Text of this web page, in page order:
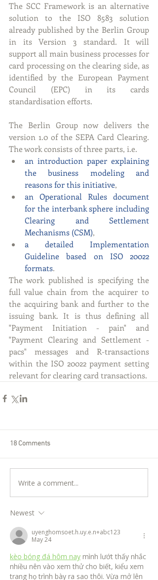
The SCC Framework is an alternative
solution to the ISO 8583 solution
already published by the Berlin Group
in its Version 3 standard. It will
support all main business processes for
card processing on the clearing side, as
identified by the European Payment
Council (EPC) in its cards
standardisation efforts.
The Berlin Group now delivers the
version 1.0 of the SEPA Card Clearing.
The work consists of three parts, i.e.
an introduction paper explaining
the business modeling and
reasons for this initiative,
an Operational Rules document
for the interbank sphere including
Clearing and Settlement
Mechanisms (CSM),
a detailed Implementation
Guideline based on ISO 20022
formats.
The work published is specifying the
full value chain from the acquirer to
the acquiring bank and further to the
issuing bank. It is thus defining all
"Payment Initiation - pain" and
"Payment Clearing and Settlement -
pacs" messages and R-transactions
within the ISO 20022 payment setting
relevant for clearing card transactions.
18 Comments
Write a comment...
Newest
uyenghomsoet.h.uy.e.n+abc123
May 24
kèo bóng đá hôm nay mình lướt thấy nhắc
nhiều nên vào xem thử cho biết, kiểu xem
trang họ trình bày ra sao thôi. Vừa mở lên